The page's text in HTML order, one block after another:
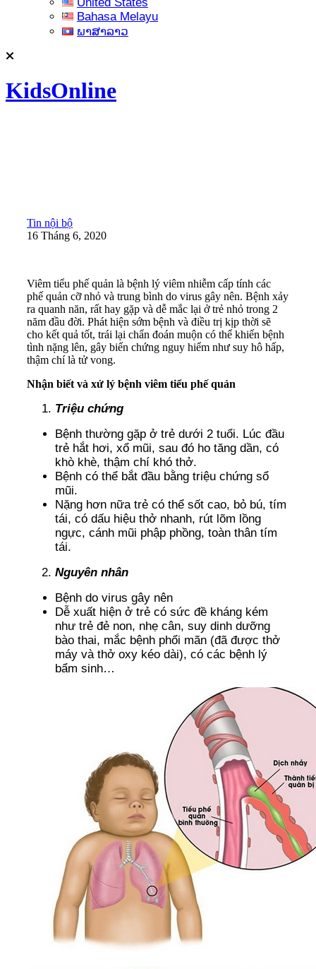
Bahasa Melayu
ພາສາລາວ
KidsOnline
Tin nội bộ
16 Tháng 6, 2020
Viêm tiểu phế quản là bệnh lý viêm nhiễm cấp tính các
phế quản cỡ nhỏ và trung bình do virus gây nên. Bệnh xảy
ra quanh năn, rất hay gặp và dễ mắc lại ở trẻ nhỏ trong 2
năm đầu đời. Phát hiện sớm bệnh và điều trị kịp thời sẽ
cho kết quả tốt, trái lại chẩn đoán muộn có thể khiến bệnh
tình nặng lên, gây biến chứng nguy hiểm như suy hô hấp,
thậm chí là tử vong.
Nhận biết và xử lý bệnh viêm tiểu phế quản
Triệu chứng
Bệnh thường gặp ở trẻ dưới 2 tuổi. Lúc đầu
trẻ hắt hơi, xổ mũi, sau đó ho tăng dần, có
khò khè, thậm chí khó thở.
Bệnh có thể bắt đầu bằng triệu chứng sổ
mũi.
Nặng hơn nữa trẻ có thể sốt cao, bỏ bú, tím
tái, có dấu hiệu thở nhanh, rút lõm lồng
ngực, cánh mũi phập phồng, toàn thân tím
tái.
Nguyên nhân
Bệnh do virus gây nên
Dễ xuất hiện ở trẻ có sức đề kháng kém
như trẻ đẻ non, nhẹ cân, suy dinh dưỡng
bào thai, mắc bệnh phổi mãn (đã được thở
máy và thở oxy kéo dài), có các bệnh lý
bẩm sinh…